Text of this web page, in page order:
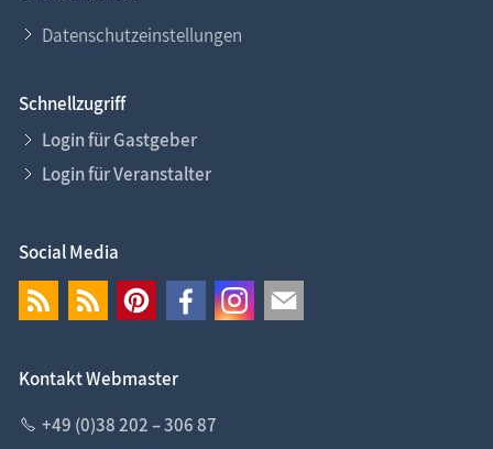
Datenschutzeinstellungen
Schnellzugriff
Login für Gastgeber
Login für Veranstalter
Social Media
Kontakt Webmaster
+49 (0)38 202 – 306 87